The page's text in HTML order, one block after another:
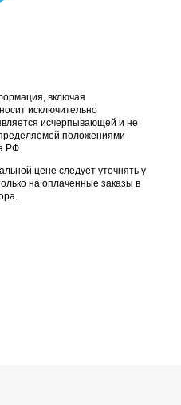
включая
исключительно
исчерпывающей и не
положениями
РФ.
цене следует уточнять у
на оплаченные заказы в